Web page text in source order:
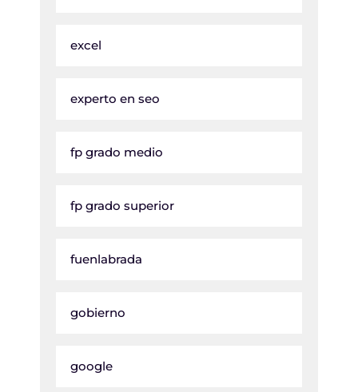
excel
experto en seo
fp grado medio
fp grado superior
fuenlabrada
gobierno
google